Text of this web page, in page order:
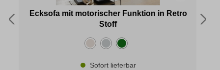
Ecksofa mit motorischer Funktion in Retro
Stoff
Sofort lieferbar